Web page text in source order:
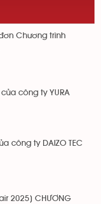
Chương trình
công ty YURA
công ty DAIZO TEC
2025] CHƯƠNG